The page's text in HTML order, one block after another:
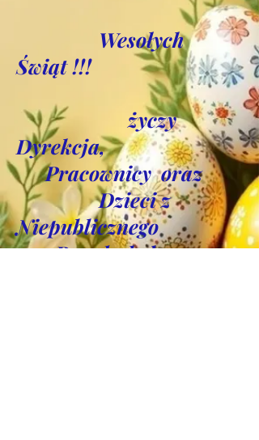
Wesołych
Świąt!!!
życzy
Dyrekcja,
Pracownicy oraz
Dzieci z
Niepublicznego
Przedszkola